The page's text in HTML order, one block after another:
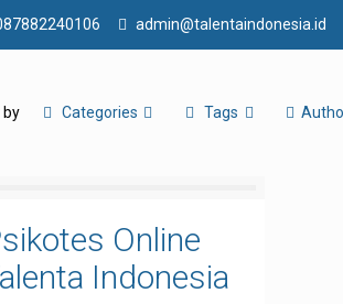
admin@talentaindonesia.id
by Categories Tags
Online
Indonesia